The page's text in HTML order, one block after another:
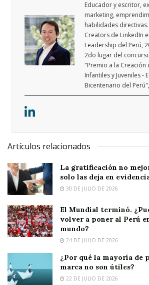
Educador y escritor,
marketing,
habilidades
Creators de LinkedIn
Leadership del Perú,
2do lugar del
"Premio a la Creación
Infantiles y Juveniles -
Bicentenario del
Artículos relacionados
La gratificación no
solo las deja en
30 DE JULIO DE 2026
El Mundial terminó.
volver a poner al Perú
mundo?
24 DE JULIO DE 2026
¿Por qué la mayoría de
marca no son útiles?
22 DE JULIO DE 2026